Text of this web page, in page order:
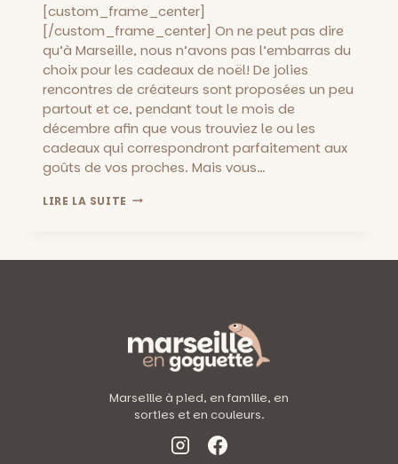
[custom_frame_center]
[/custom_frame_center] On ne peut pas dire
qu’à Marseille, nous n’avons pas l’embarras du
choix pour les cadeaux de noël! De jolies
rencontres de créateurs sont proposées un peu
partout et ce, pendant tout le mois de
décembre afin que vous trouviez le ou les
cadeaux qui correspondront parfaitement aux
goûts de vos proches. Mais vous…
LIRE LA SUITE VENTE
AU
MEDINMODE,
SAMEDI
Marseille à pied, en famille, en
sorties et en couleurs.